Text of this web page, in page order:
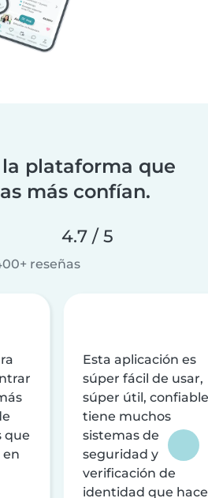
la plataforma que
más confían.
4.7 / 5
reseñas
que
en
Esta aplicación es
súper fácil de usar,
súper útil,
tiene muchos
sistemas de
seguridad y
verificación de
identidad que